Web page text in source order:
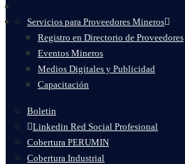
Servicios para Proveedores Mineros
Registro en Directorio de Proveedores
Eventos Mineros
Medios Digitales y Publicidad
Capacitación
Boletin
Linkedin Red Social Profesional
Cobertura PERUMIN
Cobertura Industrial